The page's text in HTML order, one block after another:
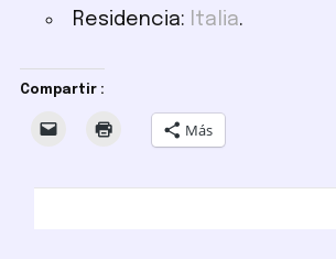
Residencia:
Italia.
Compartir :
Más